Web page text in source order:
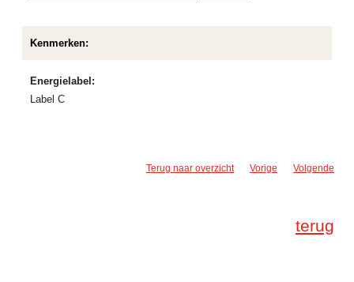
Kenmerken:
Energielabel:
Label C
Terug naar overzicht Vorige Volgende
terug